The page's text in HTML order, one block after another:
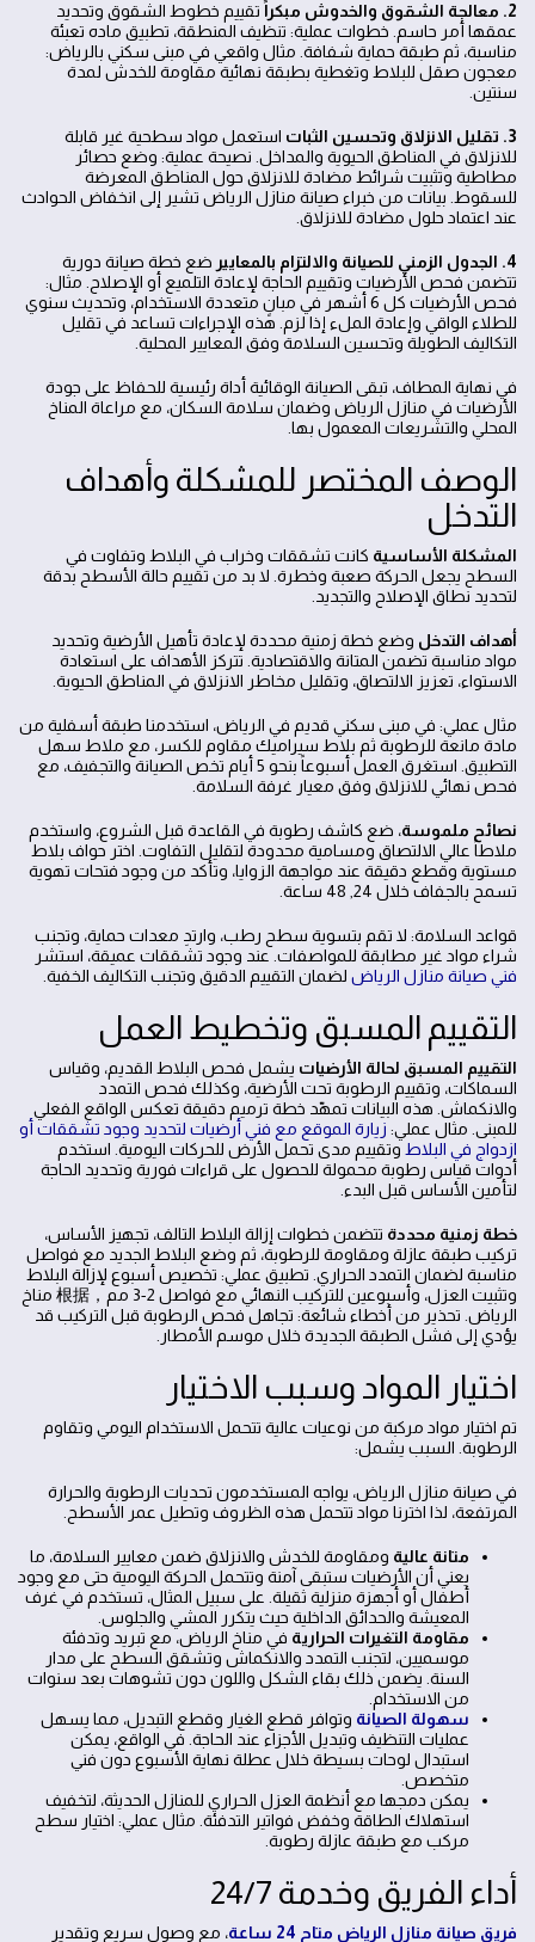
2. معالجة الشقوق والخدوش مبكراً
تقييم خطوط الشقوق وتحديد
عمقها أمر حاسم. خطوات عملية: تنظيف المنطقة، تطبيق ماده تعبئة
مناسبة، ثم طبقة حماية شفافة. مثال واقعي في مبنى سكني بالرياض:
معجون صقل للبلاط وتغطية بطبقة نهائية مقاومة للخدش لمدة
سنتين.
3. تقليل الانزلاق وتحسين الثبات
استعمل مواد سطحية غير قابلة
للانزلاق في المناطق الحيوية والمداخل. نصيحة عملية: وضع حصائر
مطاطية وتثبيت شرائط مضادة للانزلاق حول المناطق المعرضة
للسقوط. بيانات من خبراء صيانة منازل الرياض تشير إلى انخفاض الحوادث
عند اعتماد حلول مضادة للانزلاق.
4. الجدول الزمني للصيانة والالتزام بالمعايير
ضع خطة صيانة دورية
تتضمن فحص الأرضيات وتقييم الحاجة لإعادة التلميع أو الإصلاح. مثال:
فحص الأرضيات كل 6 أشهر في مبانٍ متعددة الاستخدام، وتحديث سنوي
للطلاء الواقي وإعادة الملء إذا لزم. هذه الإجراءات تساعد في تقليل
التكاليف الطويلة وتحسين السلامة وفق المعايير المحلية.
في نهاية المطاف، تبقى الصيانة الوقائية أداة رئيسية للحفاظ على جودة
الأرضيات في منازل الرياض وضمان سلامة السكان، مع مراعاة المناخ
المحلي والتشريعات المعمول بها.
الوصف المختصر للمشكلة وأهداف
التدخل
المشكلة الأساسية كانت تشققات وخراب في البلاط وتفاوت في
السطح يجعل الحركة صعبة وخطرة. لا بد من تقييم حالة الأسطح بدقة
لتحديد نطاق الإصلاح والتجديد.
أهداف التدخل وضع خطة زمنية محددة لإعادة تأهيل الأرضية وتحديد
مواد مناسبة تضمن المتانة والاقتصادية. تتركز الأهداف على استعادة
الاستواء، تعزيز الالتصاق، وتقليل مخاطر الانزلاق في المناطق الحيوية.
مثال عملي: في مبنى سكني قديم في الرياض، استخدمنا طبقة أسفلية من
مادة مانعة للرطوبة ثم بلاط سيراميك مقاوم للكسر، مع ملاط سهل
التطبيق. استغرق العمل أسبوعاً بنحو 5 أيام تخص الصيانة والتجفيف، مع
فحص نهائي للانزلاق وفق معيار غرفة السلامة.
نصائح ملموسة، ضع كاشف رطوبة في القاعدة قبل الشروع، واستخدم
ملاطاً عالي الالتصاق ومسامية محدودة لتقليل التفاوت. اختر حواف بلاط
مستوية وقطع دقيقة عند مواجهة الزوايا، وتأكد من وجود فتحات تهوية
تسمح بالجفاف خلال 24, 48 ساعة.
قواعد السلامة: لا تقم بتسوية سطح رطب، وارتدِ معدات حماية، وتجنب
شراء مواد غير مطابقة للمواصفات. عند وجود تشققات عميقة، استشر
فني صيانة منازل الرياض لضمان التقييم الدقيق وتجنب التكاليف الخفية.
التقييم المسبق وتخطيط العمل
التقييم المسبق لحالة الأرضيات يشمل فحص البلاط القديم، وقياس
السماكات، وتقييم الرطوبة تحت الأرضية، وكذلك فحص التمدد
والانكماش. هذه البيانات تمهّد خطة ترميم دقيقة تعكس الواقع الفعلي
للمبنى. مثال عملي: زيارة الموقع مع فني أرضيات لتحديد وجود تشققات أو
ازدواج في البلاط وتقييم مدى تحمل الأرض للحركات اليومية. استخدم
أدوات قياس رطوبة محمولة للحصول على قراءات فورية وتحديد الحاجة
لتأمين الأساس قبل البدء.
خطة زمنية محددة تتضمن خطوات إزالة البلاط التالف، تجهيز الأساس،
تركيب طبقة عازلة ومقاومة للرطوبة، ثم وضع البلاط الجديد مع فواصل
مناسبة لضمان التمدد الحراري. تطبيق عملي: تخصيص أسبوع لإزالة البلاط
وتثبيت العزل، وأسبوعين للتركيب النهائي مع فواصل 2-3 مم，根据 مناخ
الرياض. تحذير من أخطاء شائعة: تجاهل فحص الرطوبة قبل التركيب قد
يؤدي إلى فشل الطبقة الجديدة خلال موسم الأمطار.
اختيار المواد وسبب الاختيار
تم اختيار مواد مركبة من نوعيات عالية تتحمل الاستخدام اليومي وتقاوم
الرطوبة. السبب يشمل:
في صيانة منازل الرياض، يواجه المستخدمون تحديات الرطوبة والحرارة
المرتفعة، لذا اخترنا مواد تتحمل هذه الظروف وتطيل عمر الأسطح.
متانة عالية ومقاومة للخدش والانزلاق ضمن معايير السلامة، ما
يعني أن الأرضيات ستبقى آمنة وتتحمل الحركة اليومية حتى مع وجود
أطفال أو أجهزة منزلية ثقيلة. على سبيل المثال، تستخدم في غرف
المعيشة والحدائق الداخلية حيث يتكرر المشي والجلوس.
مقاومة التغيرات الحرارية في مناخ الرياض، مع تبريد وتدفئة
موسميين، لتجنب التمدد والانكماش وتشقق السطح على مدار
السنة. يضمن ذلك بقاء الشكل واللون دون تشوهات بعد سنوات
من الاستخدام.
سهولة الصيانة وتوافر قطع الغيار وقطع التبديل، مما يسهل
عمليات التنظيف وتبديل الأجزاء عند الحاجة. في الواقع، يمكن
استبدال لوحات بسيطة خلال عطلة نهاية الأسبوع دون فني
متخصص.
يمكن دمجها مع أنظمة العزل الحراري للمنازل الحديثة، لتخفيف
استهلاك الطاقة وخفض فواتير التدفئة. مثال عملي: اختيار سطح
مركب مع طبقة عازلة رطوبة.
أداء الفريق وخدمة 24/7
فريق صيانة منازل الرياض متاح 24 ساعة ، مع وصول سريع وتقدير